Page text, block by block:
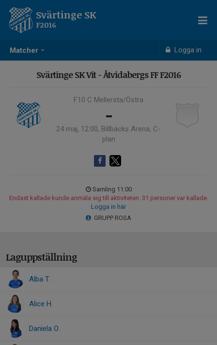
Matcher Logga in
Svärtinge SK
F2016
Svärtinge SK Vit - Åtvidabergs FF F2016
F10 C Mellersta/Östra
-
24 maj, 12:00, Billbäcks Arena, C-
plan
Samling 11:00
Endast kallade kunde anmäla sig till aktiviteten. 31 personer var kallade.
Logga in här
GRUPP ROSA
Laguppställning
Alba T.
Alice H.
Daniela O.